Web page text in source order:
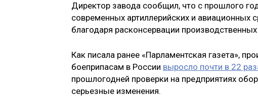
Директор завода сообщил, что с прошлого
современных артиллерийских и авиационных
благодаря расконсервации
Как писала ранее «Парламентская газета»,
боеприпасам в России выросло почти в 22
прошлогодней проверки на предприятиях
серьезные изменения.